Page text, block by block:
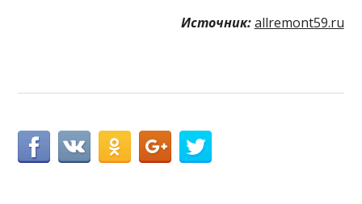
Источник: allremont59.ru